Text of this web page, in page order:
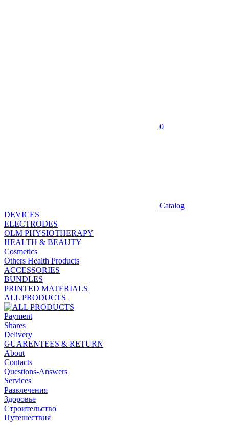
0
Catalog
DEVICES
ELECTRODES
OLM PHYSIOTHERAPY
HEALTH & BEAUTY
Cosmetics
Others Health Products
ACCESSORIES
BUNDLES
PRINTED MATERIALS
ALL PRODUCTS
Payment
Shares
Delivery
GUARENTEES & RETURN
About
Contacts
Questions-Answers
Services
Развлечения
Здоровье
Строительство
Путешествия